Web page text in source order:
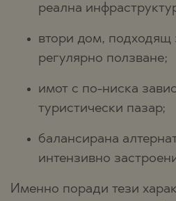
реална
втори дом, подходящ
регулярно ползване;
имот с по-ниска
туристически пазар;
балансирана
интензивно
Именно поради тези